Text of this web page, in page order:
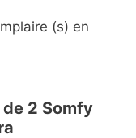
(s) en
2 Somfy